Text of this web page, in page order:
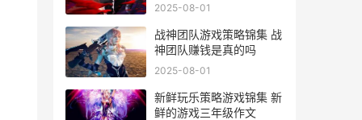
2025-08-01
战神团队游戏策略锦集 战
神团队赚钱是真的吗
2025-08-01
新鲜玩乐策略游戏锦集 新
鲜的游戏三年级作文